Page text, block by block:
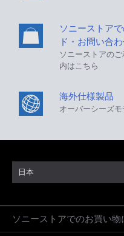
ソニーストア
ド・お問い合
ソニーストアの
内はこちら
海外仕様製品
オーバーシーズ
日本
ソニーストアでのお買い物